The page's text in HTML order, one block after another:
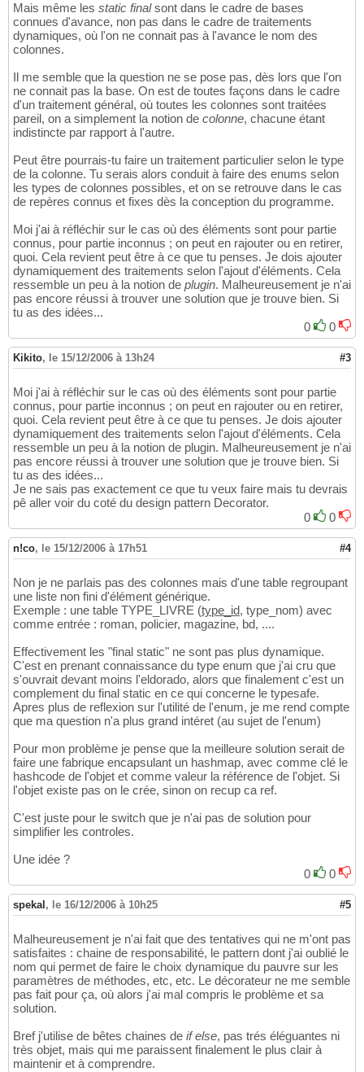
Mais même les static finalsont dans le cadre de bases
connues d'avance, non pas dans le cadre de traitements
dynamiques, où l'on ne connait pas à l'avance le nom des
colonnes.
Il me semble que la question ne se pose pas, dès lors que l'on
ne connait pas la base. On est de toutes façons dans le cadre
d'un traitement général, où toutes les colonnes sont traitées
pareil, on a simplement la notion de colonne, chacune étant
indistincte par rapport à l'autre.
Peut être pourrais-tu faire un traitement particulier selon le type
de la colonne. Tu serais alors conduit à faire des enums selon
les types de colonnes possibles, et on se retrouve dans le cas
de repères connus et fixes dès la conception du programme.
Moi j'ai à réfléchir sur le cas où des éléments sont pour partie
connus, pour partie inconnus ; on peut en rajouter ou en retirer,
quoi. Cela revient peut être à ce que tu penses. Je dois ajouter
dynamiquement des traitements selon l'ajout d'éléments. Cela
ressemble un peu à la notion de plugin. Malheureusement je n'ai
pas encore réussi à trouver une solution que je trouve bien. Si
tu as des idées...
0
0
Kikito, le 15/12/2006 à 13h24 #3
Moi j'ai à réfléchir sur le cas où des éléments sont pour partie
connus, pour partie inconnus ; on peut en rajouter ou en retirer,
quoi. Cela revient peut être à ce que tu penses. Je dois ajouter
dynamiquement des traitements selon l'ajout d'éléments. Cela
ressemble un peu à la notion de plugin. Malheureusement je n'ai
pas encore réussi à trouver une solution que je trouve bien. Si
tu as des idées...
Je ne sais pas exactement ce que tu veux faire mais tu devrais
pê aller voir du coté du design pattern Decorator.
0
0
n!co, le 15/12/2006 à 17h51 #4
Non je ne parlais pas des colonnes mais d'une table regroupant
une liste non fini d'élément générique.
Exemple : une table TYPE_LIVRE (type_id, type_nom) avec
comme entrée : roman, policier, magazine, bd, ....
Effectivement les "final static" ne sont pas plus dynamique.
C'est en prenant connaissance du type enum que j'ai cru que
s'ouvrait devant moins l'eldorado, alors que finalement c'est un
complement du final static en ce qui concerne le typesafe.
Apres plus de reflexion sur l'utilité de l'enum, je me rend compte
que ma question n'a plus grand intéret (au sujet de l'enum)
Pour mon problème je pense que la meilleure solution serait de
faire une fabrique encapsulant un hashmap, avec comme clé le
hashcode de l'objet et comme valeur la référence de l'objet. Si
l'objet existe pas on le crée, sinon on recup ca ref.
C'est juste pour le switch que je n'ai pas de solution pour
simplifier les controles.
Une idée ?
0
0
spekal , le 16/12/2006 à 10h25 #5
Malheureusement je n'ai fait que des tentatives qui ne m'ont pas
satisfaites : chaine de responsabilité, le pattern dont j'ai oublié le
nom qui permet de faire le choix dynamique du pauvre sur les
paramètres de méthodes, etc, etc. Le décorateur ne me semble
pas fait pour ça, où alors j'ai mal compris le problème et sa
solution.
Bref j'utilise de bêtes chaines de if else, pas trés éléguantes ni
très objet, mais qui me paraissent finalement le plus clair à
maintenir et à comprendre.